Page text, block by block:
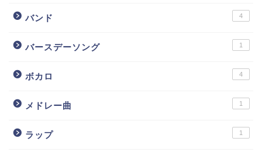
バンド 4
バースデーソング 1
ボカロ 4
メドレー曲 1
ラップ 1